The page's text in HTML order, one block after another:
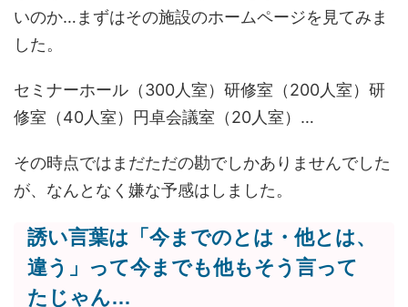
いのか…まずはその施設のホームページを見てみま
した。
セミナーホール（300人室）研修室（200人室）研
修室（40人室）円卓会議室（20人室）…
その時点ではまだただの勘でしかありませんでした
が、なんとなく嫌な予感はしました。
誘い言葉は「今までのとは・他とは、
違う」って今までも他もそう言って
たじゃん…